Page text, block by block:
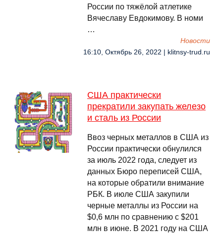
России по тяжёлой атлетике
Вячеславу Евдокимову. В номи
…
Новости
16:10, Октябрь 26, 2022 | klitnsy-trud.ru
США практически
прекратили закупать железо
и сталь из России
Ввоз черных металлов в США из
России практически обнулился
за июль 2022 года, следует из
данных Бюро переписей США,
на которые обратили внимание
РБК. В июле США закупили
черные металлы из России на
$0,6 млн по сравнению с $201
млн в июне. В 2021 году на США